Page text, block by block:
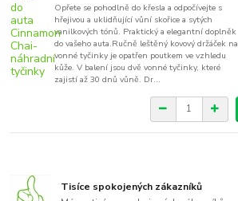
Opřete se pohodlně do křesla a odpočívejte s
hřejivou a uklidňující vůní skořice a sytých
vanilkových tónů. Praktický a elegantní doplněk
do vašeho auta.Ručně leštěný kovový držáček na
vonné tyčinky je opatřen poutkem ve vzhledu
kůže. V balení jsou dvě vonné tyčinky, které
zajistí až 30 dnů vůně. Dr...
Tisíce spokojených zákazníků